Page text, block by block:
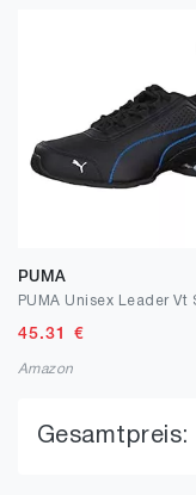
PUMA
45.31 €
Amazon
Gesamtpreis: